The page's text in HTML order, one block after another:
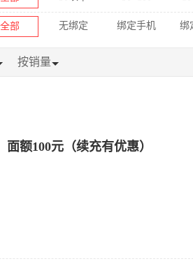
全部 无绑定 绑定手机 绑
按销量
额100元（续充有优惠）